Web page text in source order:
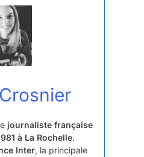
journaliste française
à La Rochelle.
Inter, la principale